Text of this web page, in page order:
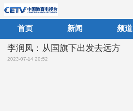
首页 新闻 频道
李润凤：从国旗下出发去远方
2023-07-14 20:52